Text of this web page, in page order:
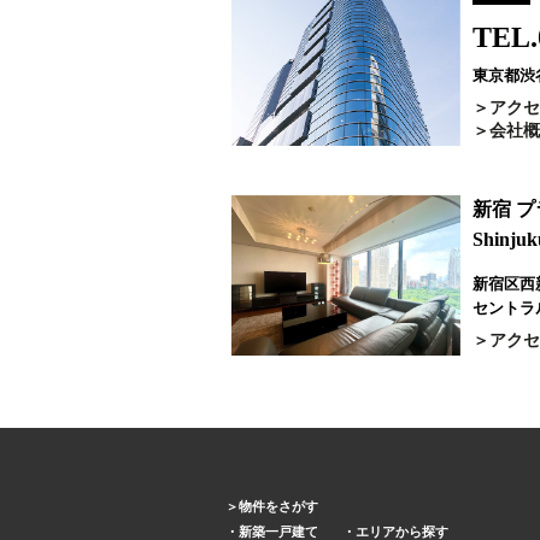
東京都渋
アク
会社
新宿
新宿区西
セントラ
アク
物件をさがす
新築一戸建て
エリアから探す